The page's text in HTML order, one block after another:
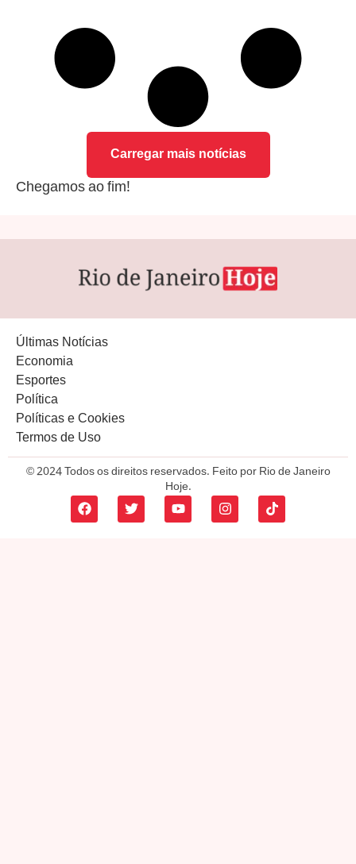
Carregar mais notícias
Chegamos ao fim!
Últimas Notícias
Economia
Esportes
Política
Políticas e Cookies
Termos de Uso
© 2024 Todos os direitos reservados. Feito por Rio de Janeiro
Hoje.